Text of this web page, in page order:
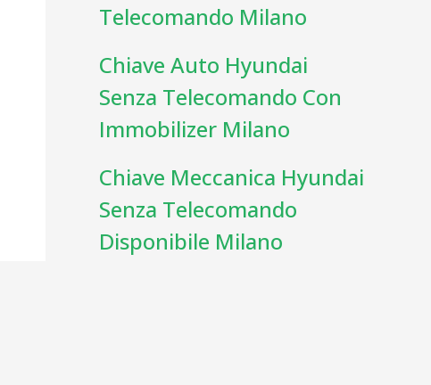
Telecomando Milano
Chiave Auto Hyundai
Senza Telecomando Con
Immobilizer Milano
Chiave Meccanica Hyundai
Senza Telecomando
Disponibile Milano